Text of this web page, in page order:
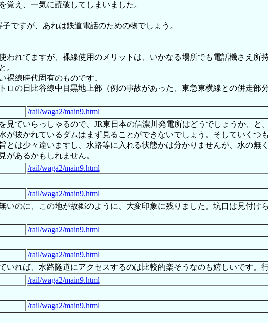
覚え、一気に読破してしまいました。
ですが、あれは鉄道電話のための物でしょう。
われてますが、裸線使用のメリットは、いかなる場所でも電話機さえ所
。
裸線時代固有のものです。
ロの日比谷線中目黒地上部（例の事故があった、東急東横線との併走部
/rail/waga2/main9.html
見ていらっしゃるので、JR東日本の信濃川発電所はどうでしょうか、と
抜かれているダムはまず見ることができないでしょう。そしていくつ
とは少々違いますし、水路等に入れる状態かは分かりませんが、水の無
があるかもしれません。
/rail/waga2/main9.html
/rail/waga2/main9.html
いのに、この地が故郷のように、大変印象に残りました。坑口は見付け
/rail/waga2/main9.html
/rail/waga2/main9.html
れば、水路隧道にアクセスするのは比較的楽そうなのも嬉しいです。行
/rail/waga2/main9.html
/rail/waga2/main9.html